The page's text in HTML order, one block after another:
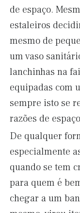
de espaço.
estaleiros
mesmo de
um vaso
lanchinhas na
equipadas com
sempre isto se
razões de
De qualquer
especialmente
quando se tem
para quem é
chegar a um